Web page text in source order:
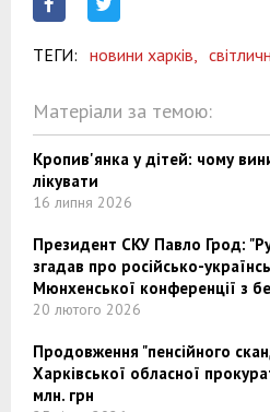
ТЕГИ: новини харків,
Матеріали за темою:
Кропив'янка у дітей: чому
лікувати
16 липня 2026
Президент СКУ Павло Грод:
згадав про російсько-
Мюнхенської конференції з
20 лютого 2026
Продовження "пенсійного
Харківської обласної
млн. грн